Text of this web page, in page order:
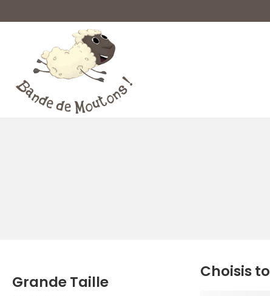
Grande Taille
Choisis